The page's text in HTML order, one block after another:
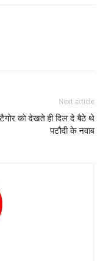
Next article
टैगोर को देखते ही दिल दे बैठे थे
पटौदी के नवाब